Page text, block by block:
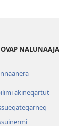
akineqartut